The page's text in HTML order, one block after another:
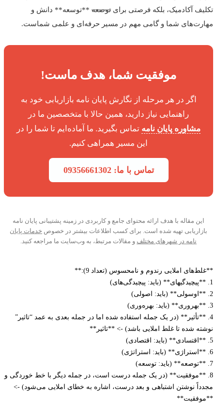
آکادمیک، بلکه فرصتی برای توصعه**توسعه** دانش و
شما و گامی مهم در مسیر حرفه‌ای و علمی شماست.
موفقیت شما، هدف ماست!
اگر در هر مرحله از نگارش پایان نامه بازاریابی خود به
راهنمایی نیاز دارید، همین حالا با متخصصین ما در
مشاوره پایان نامه تماس بگیرید. ما آماده‌ایم تا شما را در
این مسیر همراهی کنیم.
تماس با ما: 09356661302
مقاله با هدف ارائه محتوای جامع و کاربردی در زمینه پشتیبانی پایان نامه
تهیه شده است. برای کسب اطلاعات بیشتر در خصوصخدمات پایان
نامه در شهرهای مختلفو مقالات مرتبط، به وب‌سایت ما مراجعه کنید.
املایی رندوم و نامحسوس (تعداد 9):**
(در یک جمله استفاده شده اما در جمله بعدی به عمد “تاثیر”
شده تا غلط املایی باشد) -> **تاثیر**
(در یک جمله درست است، در جمله دیگر با خط خوردگی و
نوشتن اشتباهی و بعد درست، اشاره به خطای املایی می‌شود) ->